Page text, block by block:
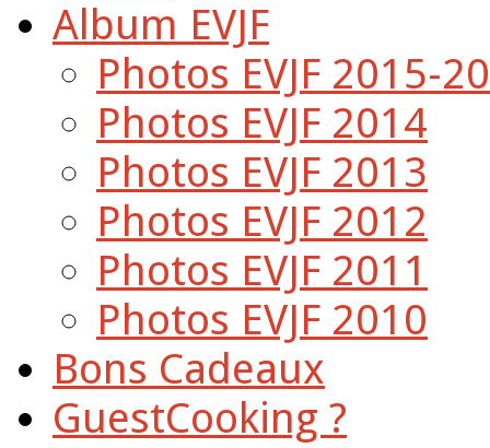
Album EVJF
Photos EVJF 2015-
Photos EVJF 2014
Photos EVJF 2013
Photos EVJF 2012
Photos EVJF 2011
Photos EVJF 2010
Bons Cadeaux
GuestCooking ?